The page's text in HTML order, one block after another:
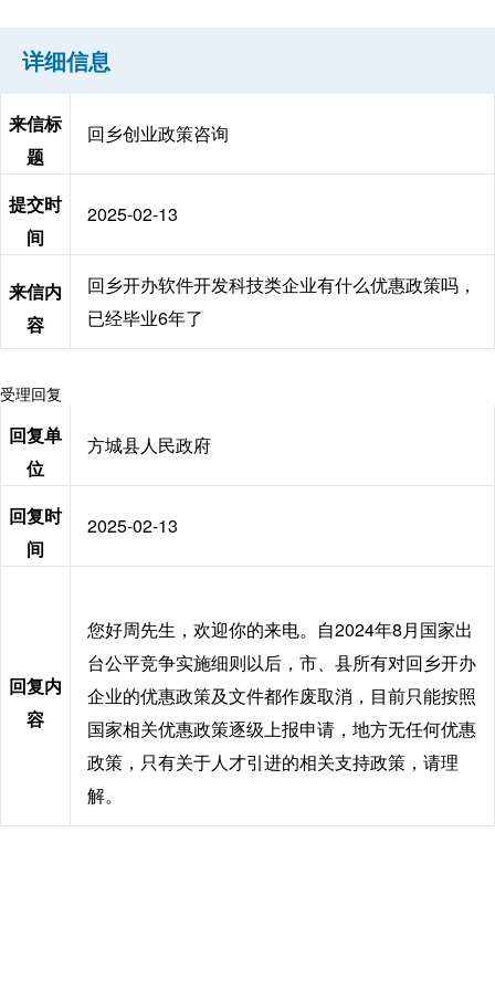
详细信息
来信标
题
回乡创业政策咨询
提交时
间
2025-02-13
来信内
容
回乡开办软件开发科技类企业有什么优惠政策吗，
已经毕业6年了
受理回复
回复单
位
方城县人民政府
回复时
间
2025-02-13
回复内
容
您好周先生，欢迎你的来电。自2024年8月国家出
台公平竞争实施细则以后，市、县所有对回乡开办
企业的优惠政策及文件都作废取消，目前只能按照
国家相关优惠政策逐级上报申请，地方无任何优惠
政策，只有关于人才引进的相关支持政策，请理
解。